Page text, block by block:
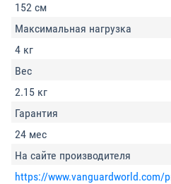
152 см
Максимальная нагрузка
4 кг
Вес
2.15 кг
Гарантия
24 мес
На сайте производителя
https://www.vanguardworld.com/